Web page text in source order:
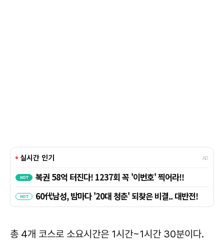
총 4개 코스로 소요시간은 1시간~1시간 30분이다.